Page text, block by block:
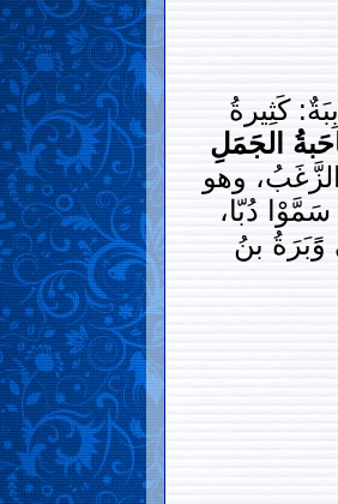
كَثِيرةُ
الجَمَلِ
وهو
دُبّا،
بنُ